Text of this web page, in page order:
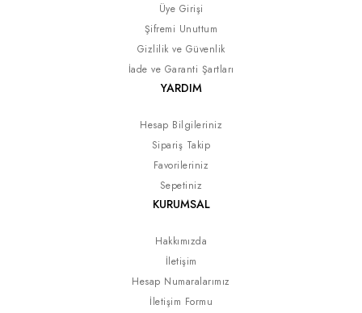
Üye Girişi
Şifremi Unuttum
Gizlilik ve Güvenlik
İade ve Garanti Şartları
YARDIM
Hesap Bilgileriniz
Sipariş Takip
Favorileriniz
Sepetiniz
KURUMSAL
Hakkımızda
İletişim
Hesap Numaralarımız
İletişim Formu